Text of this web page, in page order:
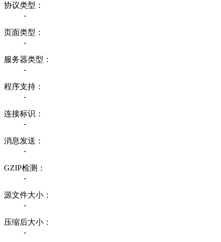
协议类型：
-
页面类型：
-
服务器类型：
-
程序支持：
-
连接标识：
-
消息发送：
-
GZIP检测：
-
源文件大小：
-
压缩后大小：
-